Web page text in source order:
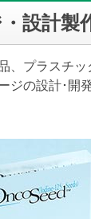
設計製
、プラスチ
ジの設計･開